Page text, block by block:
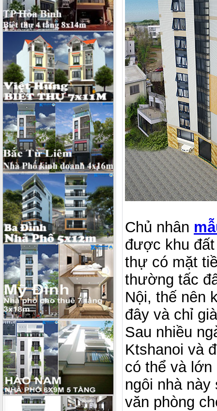
Chủ nhân
được khu
thự có mặt
thường tấc
Nội, thế nên
đây và chỉ
Sau nhiều
Ktshanoi và
có thể và lớn
ngôi nhà
văn phòng